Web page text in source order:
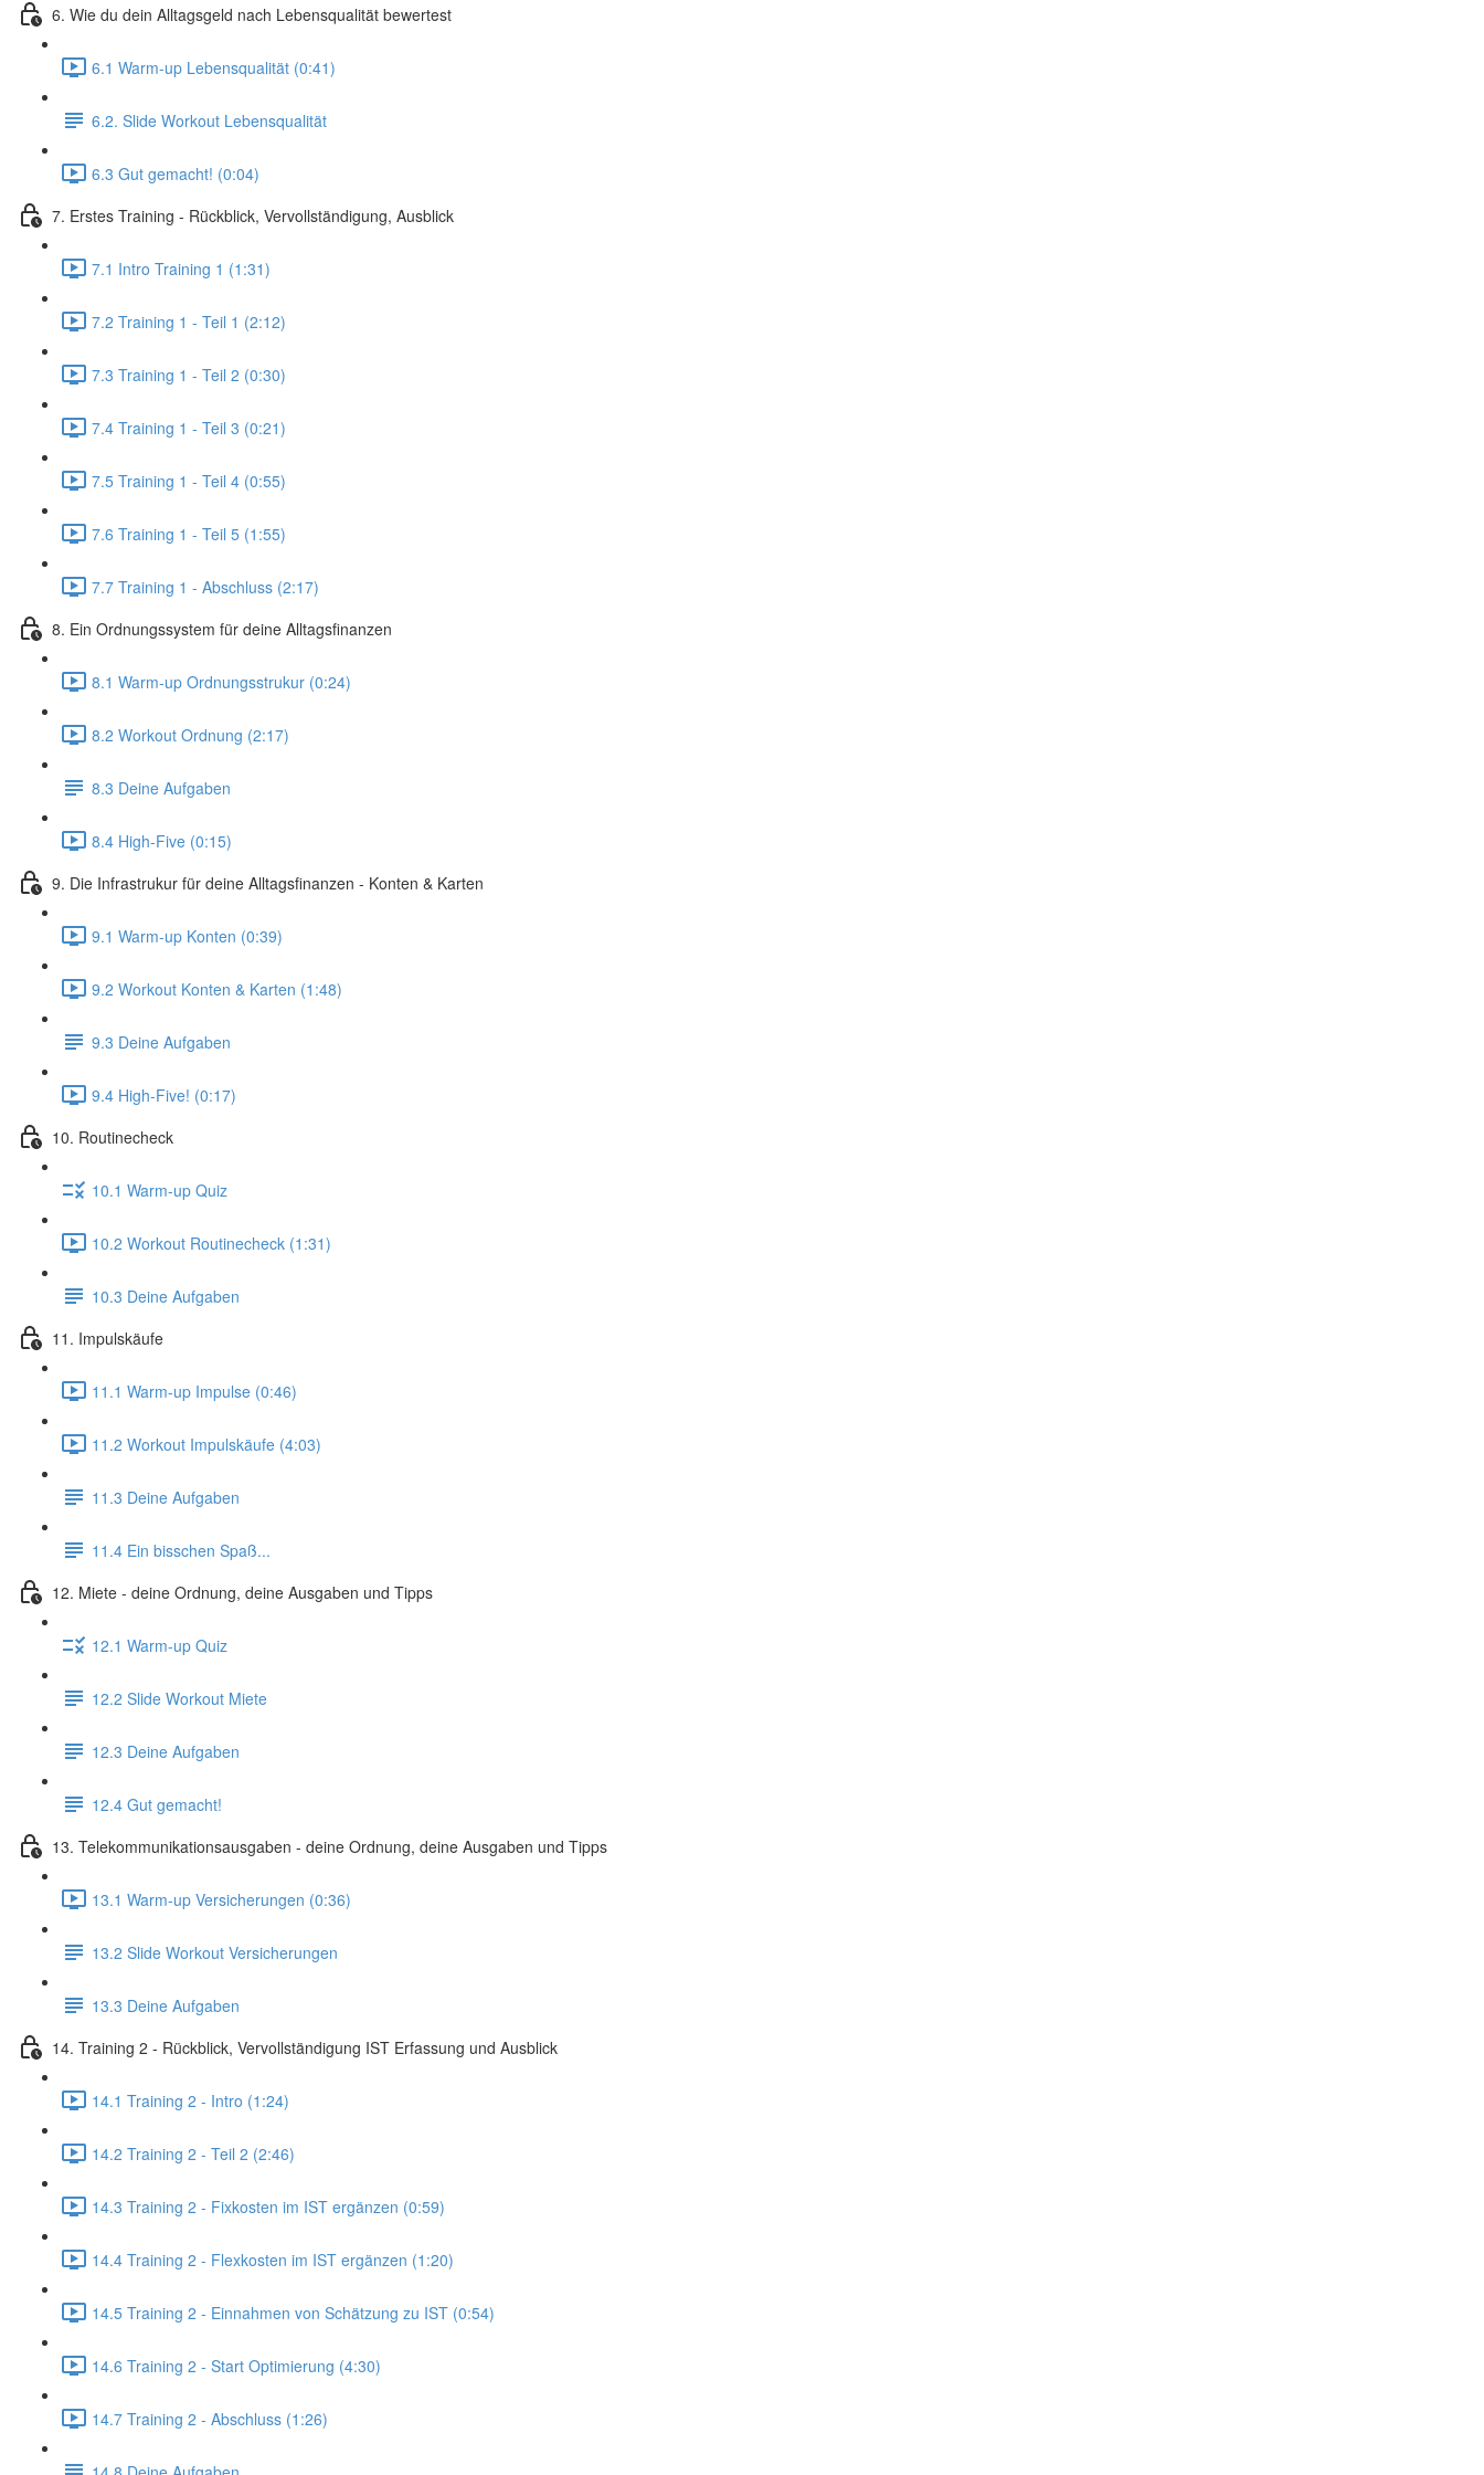
6. Wie du dein Alltagsgeld nach Lebensqualität bewertest
6.1 Warm-up Lebensqualität (0:41)
6.2. Slide Workout Lebensqualität
6.3 Gut gemacht! (0:04)
7. Erstes Training - Rückblick, Vervollständigung, Ausblick
7.1 Intro Training 1 (1:31)
7.2 Training 1 - Teil 1 (2:12)
7.3 Training 1 - Teil 2 (0:30)
7.4 Training 1 - Teil 3 (0:21)
7.5 Training 1 - Teil 4 (0:55)
7.6 Training 1 - Teil 5 (1:55)
7.7 Training 1 - Abschluss (2:17)
8. Ein Ordnungssystem für deine Alltagsfinanzen
8.1 Warm-up Ordnungsstrukur (0:24)
8.2 Workout Ordnung (2:17)
8.3 Deine Aufgaben
8.4 High-Five (0:15)
9. Die Infrastrukur für deine Alltagsfinanzen - Konten & Karten
9.1 Warm-up Konten (0:39)
9.2 Workout Konten & Karten (1:48)
9.3 Deine Aufgaben
9.4 High-Five! (0:17)
10. Routinecheck
10.1 Warm-up Quiz
10.2 Workout Routinecheck (1:31)
10.3 Deine Aufgaben
11. Impulskäufe
11.1 Warm-up Impulse (0:46)
11.2 Workout Impulskäufe (4:03)
11.3 Deine Aufgaben
11.4 Ein bisschen Spaß...
12. Miete - deine Ordnung, deine Ausgaben und Tipps
12.1 Warm-up Quiz
12.2 Slide Workout Miete
12.3 Deine Aufgaben
12.4 Gut gemacht!
13. Telekommunikationsausgaben - deine Ordnung, deine Ausgaben und Tipps
13.1 Warm-up Versicherungen (0:36)
13.2 Slide Workout Versicherungen
13.3 Deine Aufgaben
14. Training 2 - Rückblick, Vervollständigung IST Erfassung und Ausblick
14.1 Training 2 - Intro (1:24)
14.2 Training 2 - Teil 2 (2:46)
14.3 Training 2 - Fixkosten im IST ergänzen (0:59)
14.4 Training 2 - Flexkosten im IST ergänzen (1:20)
14.5 Training 2 - Einnahmen von Schätzung zu IST (0:54)
14.6 Training 2 - Start Optimierung (4:30)
14.7 Training 2 - Abschluss (1:26)